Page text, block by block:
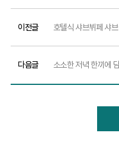
이전글 호텔식 샤브뷔페 샤
다음글